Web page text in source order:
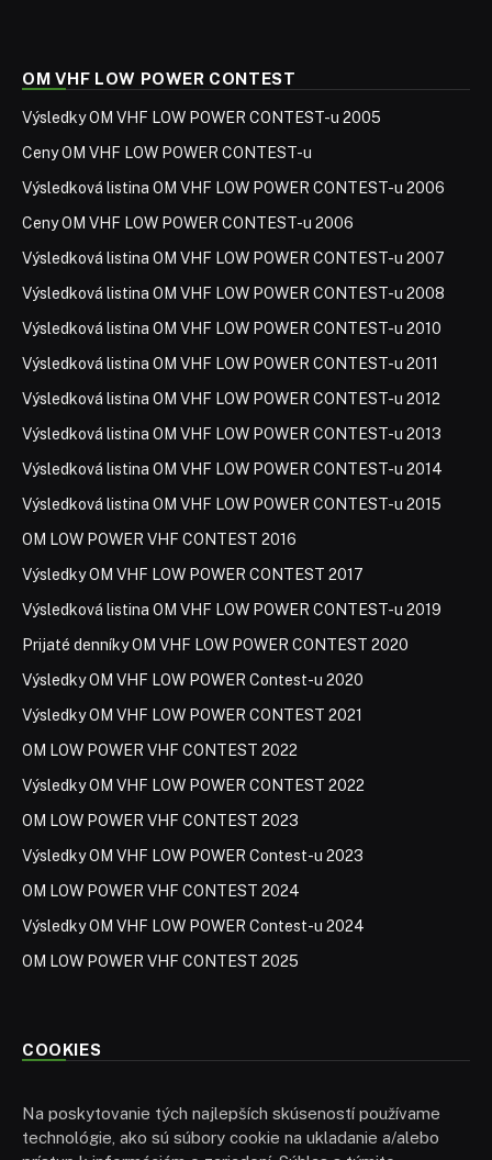
OM VHF LOW POWER CONTEST
Výsledky OM VHF LOW POWER CONTEST-u 2005
Ceny OM VHF LOW POWER CONTEST-u
Výsledková listina OM VHF LOW POWER CONTEST-u 2006
Ceny OM VHF LOW POWER CONTEST-u 2006
Výsledková listina OM VHF LOW POWER CONTEST-u 2007
Výsledková listina OM VHF LOW POWER CONTEST-u 2008
Výsledková listina OM VHF LOW POWER CONTEST-u 2010
Výsledková listina OM VHF LOW POWER CONTEST-u 2011
Výsledková listina OM VHF LOW POWER CONTEST-u 2012
Výsledková listina OM VHF LOW POWER CONTEST-u 2013
Výsledková listina OM VHF LOW POWER CONTEST-u 2014
Výsledková listina OM VHF LOW POWER CONTEST-u 2015
OM LOW POWER VHF CONTEST 2016
Výsledky OM VHF LOW POWER CONTEST 2017
Výsledková listina OM VHF LOW POWER CONTEST-u 2019
Prijaté denníky OM VHF LOW POWER CONTEST 2020
Výsledky OM VHF LOW POWER Contest-u 2020
Výsledky OM VHF LOW POWER CONTEST 2021
OM LOW POWER VHF CONTEST 2022
Výsledky OM VHF LOW POWER CONTEST 2022
OM LOW POWER VHF CONTEST 2023
Výsledky OM VHF LOW POWER Contest-u 2023
OM LOW POWER VHF CONTEST 2024
Výsledky OM VHF LOW POWER Contest-u 2024
OM LOW POWER VHF CONTEST 2025
COOKIES
Na poskytovanie tých najlepších skúseností používame
technológie, ako sú súbory cookie na ukladanie a/alebo